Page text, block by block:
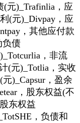
(元)_Trafinlia，应
(元)_Divpay，应
，其他应付款
负债
，非流
(元)_Totlia，实收
)_Capsur，盈余
，股东权益(不
东权益
，负债和